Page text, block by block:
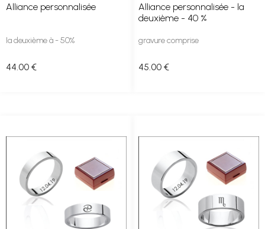
Alliance personnalisée
la deuxième à - 50%
44 .00 €
Alliance personnalisée - la
deuxième - 40 %
gravure comprise
45 .00 €